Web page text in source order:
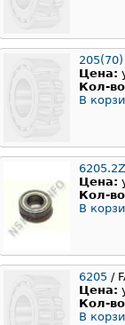
205(70)
Цена:
Кол-
В
Цена:
Кол-
В
6205 /
Цена:
Кол-
В